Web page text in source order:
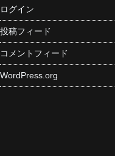
ログイン
投稿フィード
コメントフィード
WordPress.org